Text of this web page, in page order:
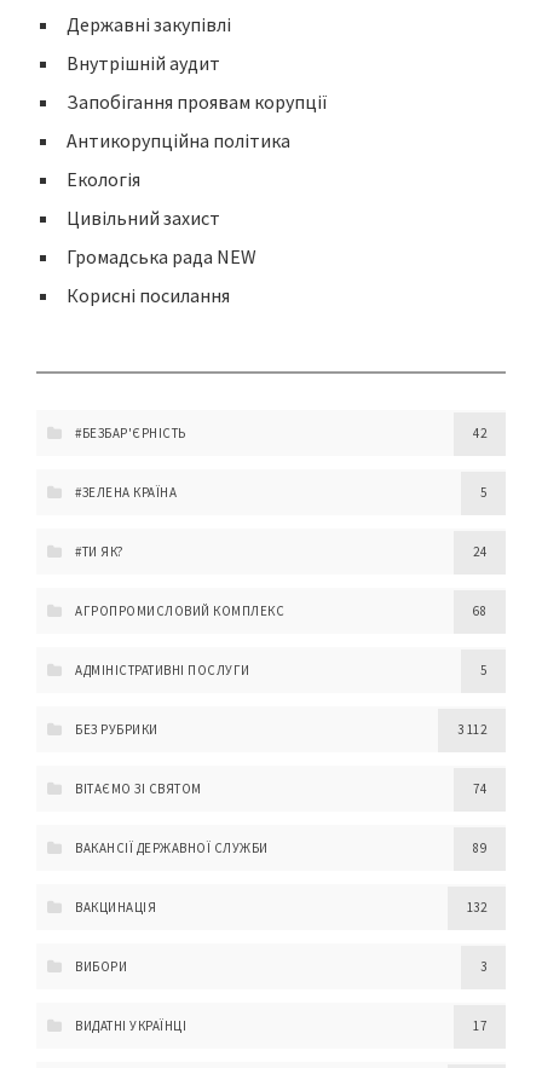
Державні закупівлі
Внутрішній аудит
Запобігання проявам корупції
Антикорупційна політика
Екологія
Цивільний захист
Громадська рада NEW
Корисні посилання
#БЕЗБАР'ЄРНІСТЬ 42
#ЗЕЛЕНА КРАЇНА 5
#ТИ ЯК? 24
АГРОПРОМИСЛОВИЙ КОМПЛЕКС 68
АДМІНІСТРАТИВНІ ПОСЛУГИ 5
БЕЗ РУБРИКИ 3 112
ВІТАЄМО ЗІ СВЯТОМ 74
ВАКАНСІЇ ДЕРЖАВНОЇ СЛУЖБИ 89
ВАКЦИНАЦІЯ 132
ВИБОРИ 3
ВИДАТНІ УКРАЇНЦІ 17